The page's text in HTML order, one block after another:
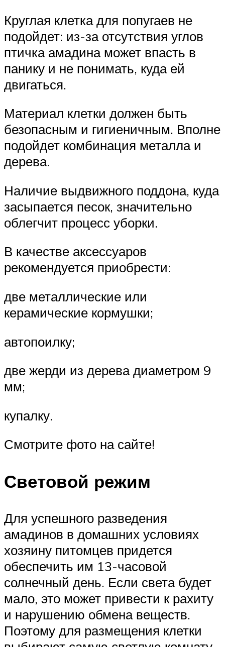
Круглая клетка для попугаев не
подойдет: из-за отсутствия углов
птичка амадина может впасть в
панику и не понимать, куда ей
двигаться.
Материал клетки должен быть
безопасным и гигиеничным. Вполне
подойдет комбинация металла и
дерева.
Наличие выдвижного поддона, куда
засыпается песок, значительно
облегчит процесс уборки.
В качестве аксессуаров
рекомендуется приобрести:
две металлические или
керамические кормушки;
автопоилку;
две жерди из дерева диаметром 9
мм;
купалку.
Смотрите фото на сайте!
Световой режим
Для успешного разведения
амадинов в домашних условиях
хозяину питомцев придется
обеспечить им 13-часовой
солнечный день. Если света будет
мало, это может привести к рахиту
и нарушению обмена веществ.
Поэтому для размещения клетки